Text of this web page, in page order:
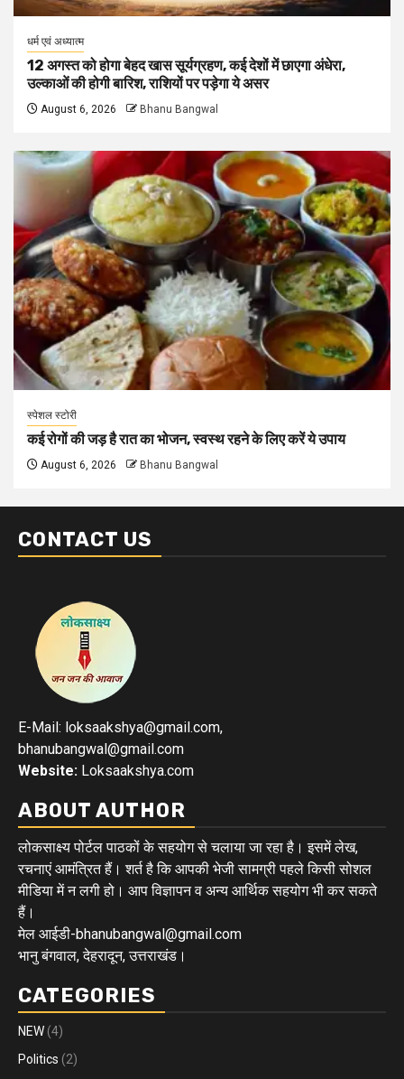
धर्म एवं अध्यात्म
12 अगस्त को होगा बेहद खास सूर्यग्रहण, कई देशों में छाएगा अंधेरा,
उल्काओं की होगी बारिश, राशियों पर पड़ेगा ये असर
August 6, 2026 Bhanu Bangwal
स्पेशल स्टोरी
कई रोगों की जड़ है रात का भोजन, स्वस्थ रहने के लिए करें ये उपाय
August 6, 2026 Bhanu Bangwal
CONTACT US
E-Mail: loksaakshya@gmail.com,
bhanubangwal@gmail.com
Website: Loksaakshya.com
ABOUT AUTHOR
लोकसाक्ष्य पोर्टल पाठकों के सहयोग से चलाया जा रहा है। इसमें लेख,
रचनाएं आमंत्रित हैं। शर्त है कि आपकी भेजी सामग्री पहले किसी सोशल
मीडिया में न लगी हो। आप विज्ञापन व अन्य आर्थिक सहयोग भी कर सकते
हैं।
मेल आईडी-bhanubangwal@gmail.com
भानु बंगवाल, देहरादून, उत्तराखंड।
CATEGORIES
NEW (4)
Politics (2)